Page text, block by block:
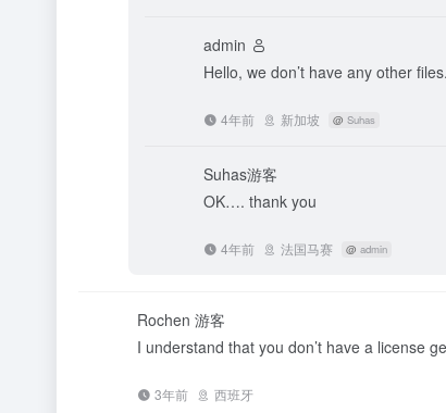
admin
Hello, we don’t have any other
4年前 新加坡 @ Suhas
Suhas游客
OK…. thank you
4年前 法国马赛 @ admin
Rochen 游客
I understand that you don’t have a license
3年前 西班牙